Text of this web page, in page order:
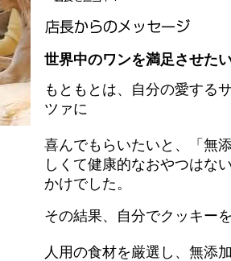
世界中のワンを満足させた
もともとは、自分の愛する
ツァに
喜んでもらいたいと、「無
しくて健康的なおやつはな
かけでした。
その結果、自分でクッキー
人用の食材を厳選し、無添